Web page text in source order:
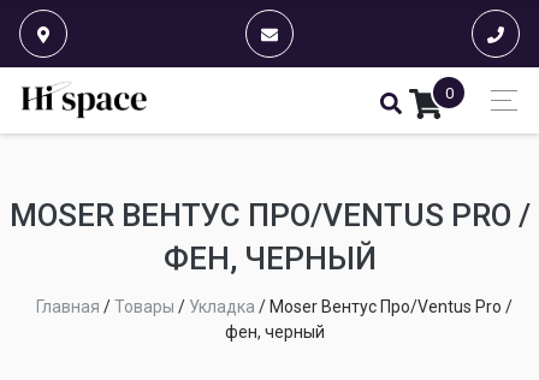
0
MOSER ВЕНТУС ПРО/VENTUS PRO /
ФЕН, ЧЕРНЫЙ
Главная /Товары / Укладка / Moser Вентус Про/Ventus Pro /
фен, черный